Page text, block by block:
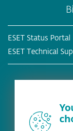
ESET Status Portal
ESET Technical